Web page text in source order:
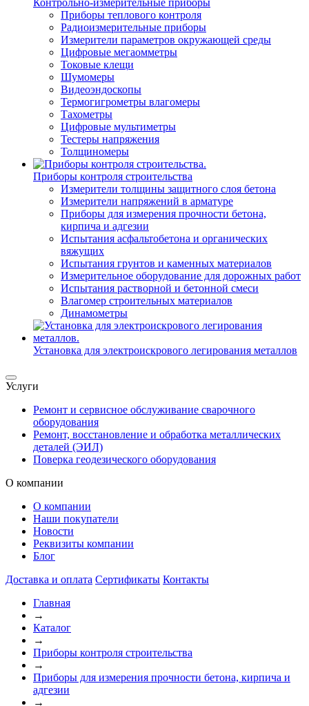
Контрольно-измерительные приборы
Приборы теплового контроля
Радиоизмерительные приборы
Измерители параметров окружающей среды
Цифровые мегаомметры
Токовые клещи
Шумомеры
Видеоэндоскопы
Термогигрометры влагомеры
Тахометры
Цифровые мультиметры
Тестеры напряжения
Толщиномеры
Приборы контроля строительства
Измерители толщины защитного слоя бетона
Измерители напряжений в арматуре
Приборы для измерения прочности бетона,
кирпича и адгезии
Испытания асфальтобетона и органических
вяжущих
Испытания грунтов и каменных материалов
Измерительное оборудование для дорожных работ
Испытания растворной и бетонной смеси
Влагомер строительных материалов
Динамометры
Установка для электроискрового легирования металлов
Услуги
Ремонт и сервисное обслуживание сварочного
оборудования
Ремонт, восстановление и обработка металлических
деталей (ЭИЛ)
Поверка геодезического оборудования
О компании
О компании
Наши покупатели
Новости
Реквизиты компании
Блог
Доставка и оплата Сертификаты Контакты
Главная
→
Каталог
→
Приборы контроля строительства
→
Приборы для измерения прочности бетона, кирпича и
адгезии
→